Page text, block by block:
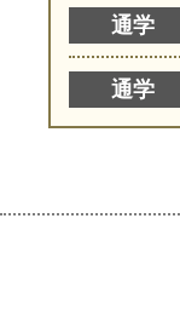
通学
通学